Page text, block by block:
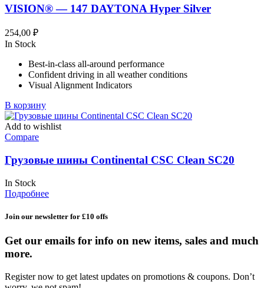
VISION® — 147 DAYTONA Hyper Silver
254,00 ₽
In Stock
Best-in-class all-around performance
Confident driving in all weather conditions
Visual Alignment Indicators
В корзину
Add to wishlist
Compare
Грузовые шины Continental CSC Clean SC20
In Stock
Подробнее
Join our newsletter for £10 offs
Get our emails for info on new items, sales and much
more.
Register now to get latest updates on promotions & coupons. Don’t